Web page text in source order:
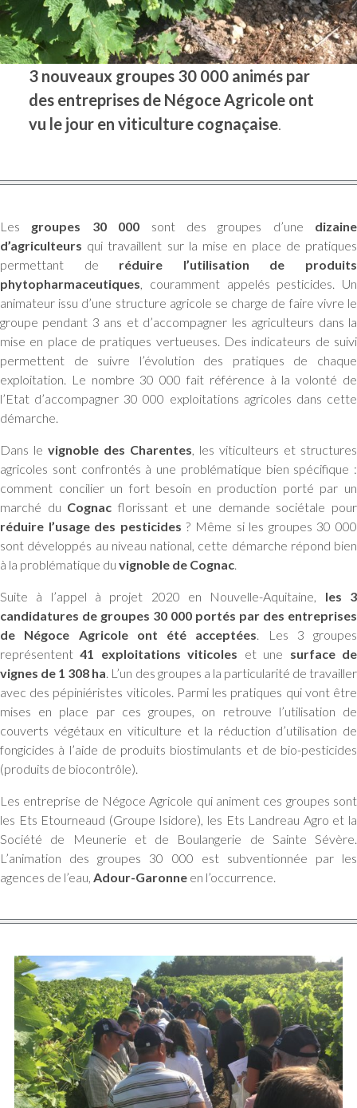
3 nouveaux groupes 30 000 animés par
des entreprises de Négoce Agricole ont
vu le jour en viticulture cognaçaise.
Les groupes 30 000 sont des groupes d’une dizaine
d’agriculteurs qui travaillent sur la mise en place de pratiques
permettant de réduire l’utilisation de produits
phytopharmaceutiques, couramment appelés pesticides. Un
animateur issu d’une structure agricole se charge de faire vivre le
groupe pendant 3 ans et d’accompagner les agriculteurs dans la
mise en place de pratiques vertueuses. Des indicateurs de suivi
permettent de suivre l’évolution des pratiques de chaque
exploitation. Le nombre 30 000 fait référence à la volonté de
l’Etat d’accompagner 30 000 exploitations agricoles dans cette
démarche.
Dans le vignoble des Charentes, les viticulteurs et structures
agricoles sont confrontés à une problématique bien spécifique :
comment concilier un fort besoin en production porté par un
marché du Cognac florissant et une demande sociétale pour
réduire l’usage des pesticides ? Même si les groupes 30 000
sont développés au niveau national, cette démarche répond bien
à la problématique du vignoble de Cognac.
Suite à l’appel à projet 2020 en Nouvelle-Aquitaine, les 3
candidatures de groupes 30 000 portés par des entreprises
de Négoce Agricole ont été acceptées. Les 3 groupes
représentent41 exploitations viticoles et une surface de
vignes de 1 308 ha. L’un des groupes a la particularité de travailler
avec des pépiniéristes viticoles. Parmi les pratiques qui vont être
mises en place par ces groupes, on retrouve l’utilisation de
couverts végétaux en viticulture et la réduction d’utilisation de
fongicides à l’aide de produits biostimulants et de bio-pesticides
(produits de biocontrôle).
Les entreprise de Négoce Agricole qui animent ces groupes sont
les Ets Etourneaud (Groupe Isidore), les Ets Landreau Agro et la
Société de Meunerie et de Boulangerie de Sainte Sévère.
L’animation des groupes 30 000 est subventionnée par les
agences de l’eau, Adour-Garonne en l’occurrence.